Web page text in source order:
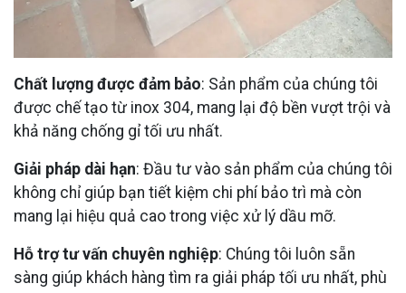
Chất lượng được đảm bảo: Sản phẩm của chúng tôi
được chế tạo từ inox 304, mang lại độ bền vượt trội và
khả năng chống gỉ tối ưu nhất.
Giải pháp dài hạn: Đầu tư vào sản phẩm của chúng tôi
không chỉ giúp bạn tiết kiệm chi phí bảo trì mà còn
mang lại hiệu quả cao trong việc xử lý dầu mỡ.
Hỗ trợ tư vấn chuyên nghiệp: Chúng tôi luôn sẵn
sàng giúp khách hàng tìm ra giải pháp tối ưu nhất, phù